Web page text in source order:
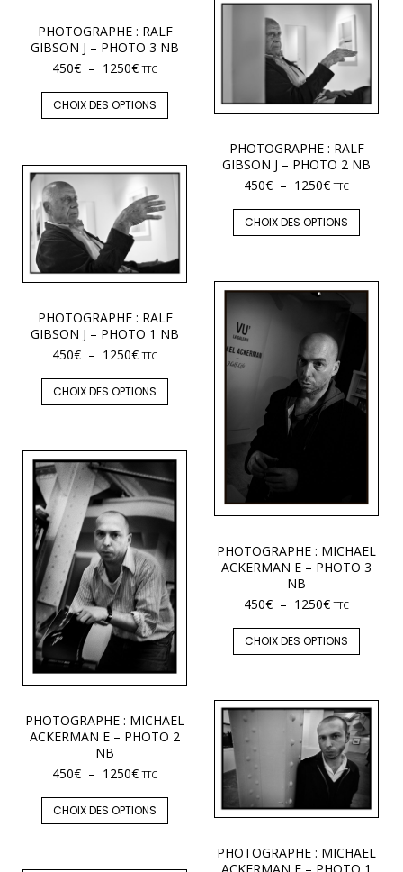
PHOTOGRAPHE : RALF
GIBSON J – PHOTO 3 NB
450€ – 1250€ TTC
CHOIX DES OPTIONS
PHOTOGRAPHE : RALF
GIBSON J – PHOTO 2 NB
450€ – 1250€ TTC
CHOIX DES OPTIONS
PHOTOGRAPHE : RALF
GIBSON J – PHOTO 1 NB
450€ – 1250€ TTC
CHOIX DES OPTIONS
PHOTOGRAPHE : MICHAEL
ACKERMAN E – PHOTO 3
NB
450€ – 1250€ TTC
CHOIX DES OPTIONS
PHOTOGRAPHE : MICHAEL
ACKERMAN E – PHOTO 2
NB
450€ – 1250€ TTC
CHOIX DES OPTIONS
PHOTOGRAPHE : MICHAEL